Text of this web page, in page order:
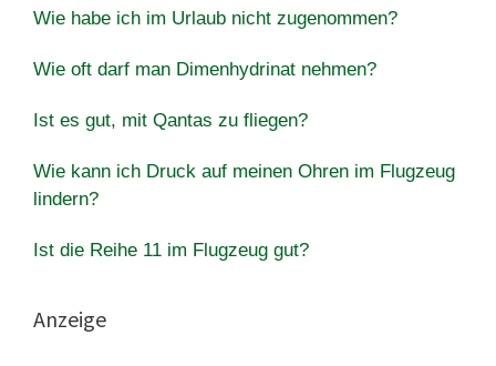
Wie habe ich im Urlaub nicht zugenommen?
Wie oft darf man Dimenhydrinat nehmen?
Ist es gut, mit Qantas zu fliegen?
Wie kann ich Druck auf meinen Ohren im Flugzeug
lindern?
Ist die Reihe 11 im Flugzeug gut?
Anzeige